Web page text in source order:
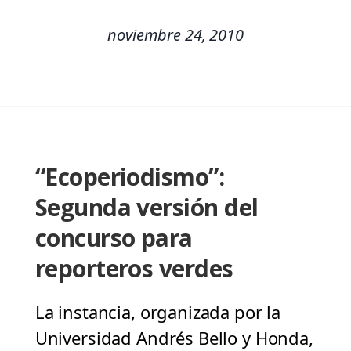
noviembre 24, 2010
“Ecoperiodismo”:
Segunda versión del
concurso para
reporteros verdes
La instancia, organizada por la
Universidad Andrés Bello y Honda,